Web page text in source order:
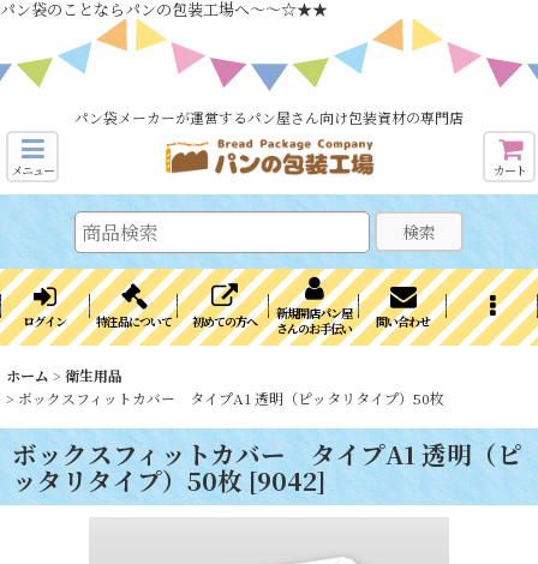
パン袋のことならパンの包装工場へ～～☆★★
パン袋メーカーが運営するパン屋さん向け包装資材の専門店
メニュー カート
検索
ログイン 特注品について 初めての方へ
新規開店パン屋
さんのお手伝い
問い合わせ
ホーム > 衛生用品
> ボックスフィットカバー タイプA1 透明（ピッタリタイプ）50枚
ボックスフィットカバー タイプA1 透明（ピ
ッタリタイプ）50枚 [9042]